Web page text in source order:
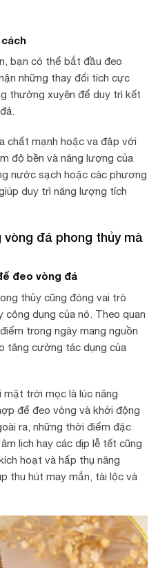
bạn có thể bắt đầu đeo
những thay đổi tích cực
thường xuyên để duy trì kết
chất mạnh hoặc va đập với
độ bền và năng lượng của
nước sạch hoặc các phương
duy trì năng lượng tích
đá phong thủy mà
đeo vòng đá
thủy cũng đóng vai trò
dụng của nó. Theo quan
trong ngày mang nguồn
tăng cường tác dụng của
mặt trời mọc là lúc năng
để đeo vòng và khởi động
ra, những thời điểm đặc
lịch hay các dịp lễ tết cũng
hoạt và hấp thụ năng
thu hút may mắn, tài lộc và